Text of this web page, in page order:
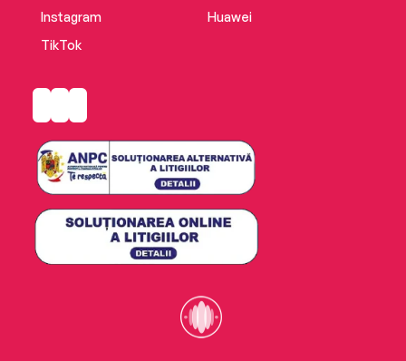
Instagram
TikTok
Huawei